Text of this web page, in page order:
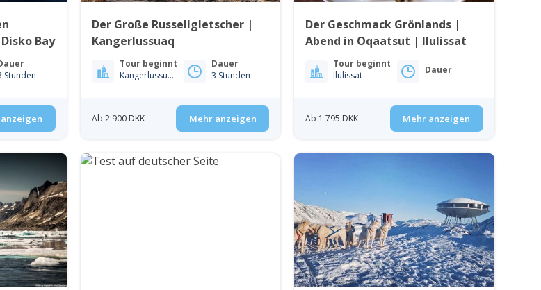
Bay
Stunden
Der Große Russellgletscher |
Kangerlussuaq
Tour beginnt
Kangerlussuaq
Dauer
3 Stunden
Ab 2 900 DKK Mehr anzeigen
Der Geschmack Grönlands |
Abend in Oqaatsut | Ilulissat
Tour beginnt
Ilulissat
Dauer
Ab 1 795 DKK Mehr anzeigen